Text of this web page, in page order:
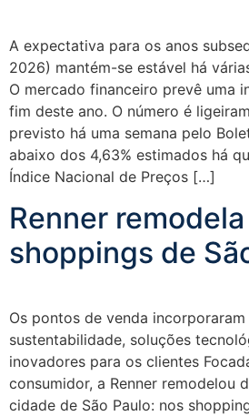
A expectativa para os anos
2026) mantém-se estável há
O mercado financeiro prevê uma
fim deste ano. O número é
previsto há uma semana pelo
abaixo dos 4,63% estimados há
Índice Nacional de Preços […]
Renner
shoppings de
Os pontos de venda
sustentabilidade, soluções
inovadores para os clientes
consumidor, a Renner remodelou
cidade de São Paulo: nos